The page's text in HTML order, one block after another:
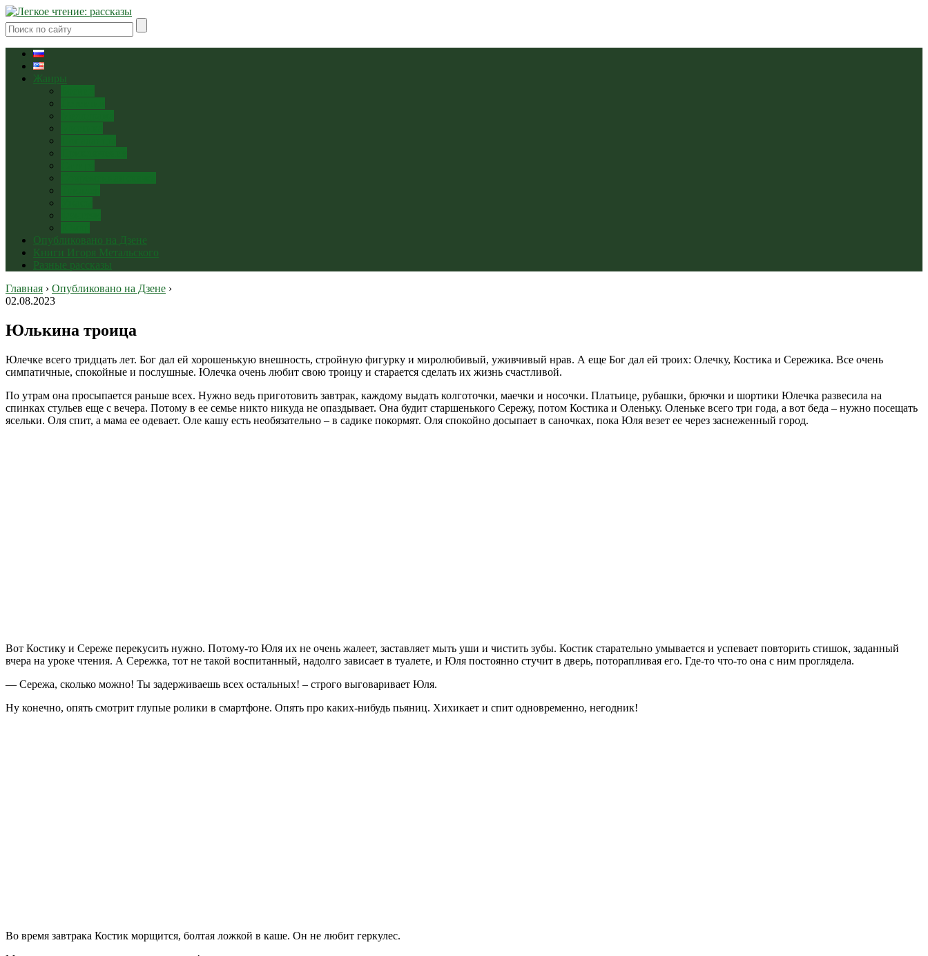
Жанры
Опубликовано на Дзене
Книги Игоря Метальского
Разные рассказы
Главная › Опубликовано на Дзене ›
02.08.2023
Юлькина троица
Юлечке всего тридцать лет. Бог дал ей хорошенькую внешность, стройную фигурку и миролюбивый, уживчивый нрав. А еще Бог дал ей троих: Олечку, Костика и Сережика. Все очень
симпатичные, спокойные и послушные. Юлечка очень любит свою троицу и старается сделать их жизнь счастливой.
По утрам она просыпается раньше всех. Нужно ведь приготовить завтрак, каждому выдать колготочки, маечки и носочки. Платьице, рубашки, брючки и шортики Юлечка развесила на
спинках стульев еще с вечера. Потому в ее семье никто никуда не опаздывает. Она будит старшенького Сережу, потом Костика и Оленьку. Оленьке всего три года, а вот беда – нужно посещать
ясельки. Оля спит, а мама ее одевает. Оле кашу есть необязательно – в садике покормят. Оля спокойно досыпает в саночках, пока Юля везет ее через заснеженный город.
Вот Костику и Сереже перекусить нужно. Потому-то Юля их не очень жалеет, заставляет мыть уши и чистить зубы. Костик старательно умывается и успевает повторить стишок, заданный
вчера на уроке чтения. А Сережка, тот не такой воспитанный, надолго зависает в туалете, и Юля постоянно стучит в дверь, поторапливая его. Где-то что-то она с ним проглядела.
— Сережа, сколько можно! Ты задерживаешь всех остальных! – строго выговаривает Юля.
Ну конечно, опять смотрит глупые ролики в смартфоне. Опять про каких-нибудь пьяниц. Хихикает и спит одновременно, негодник!
Во время завтрака Костик морщится, болтая ложкой в каше. Он не любит геркулес.